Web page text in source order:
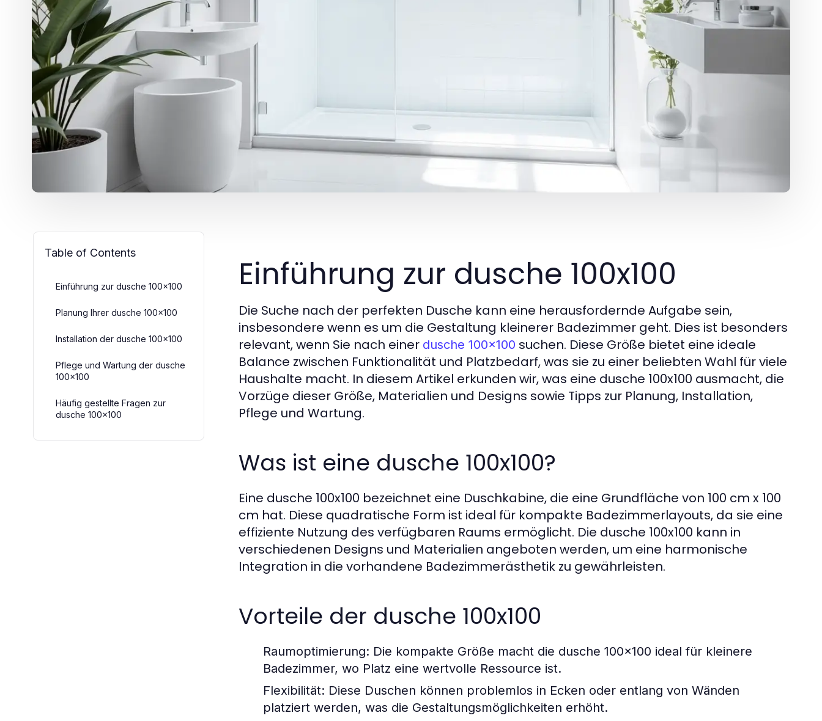
Table of Contents
Einführung zur dusche 100x100
Planung Ihrer dusche 100x100
Installation der dusche 100x100
Pflege und Wartung der dusche
100x100
Häufig gestellte Fragen zur
dusche 100x100
Einführung zur dusche 100x100
Die Suche nach der perfekten Dusche kann eine herausfordernde Aufgabe sein,
insbesondere wenn es um die Gestaltung kleinerer Badezimmer geht. Dies ist besonders
relevant, wenn Sie nach einer dusche 100x100 suchen. Diese Größe bietet eine ideale
Balance zwischen Funktionalität und Platzbedarf, was sie zu einer beliebten Wahl für viele
Haushalte macht. In diesem Artikel erkunden wir, was eine dusche 100x100 ausmacht, die
Vorzüge dieser Größe, Materialien und Designs sowie Tipps zur Planung, Installation,
Pflege und Wartung.
Was ist eine dusche 100x100?
Eine dusche 100x100 bezeichnet eine Duschkabine, die eine Grundfläche von 100 cm x 100
cm hat. Diese quadratische Form ist ideal für kompakte Badezimmerlayouts, da sie eine
effiziente Nutzung des verfügbaren Raums ermöglicht. Die dusche 100x100 kann in
verschiedenen Designs und Materialien angeboten werden, um eine harmonische
Integration in die vorhandene Badezimmerästhetik zu gewährleisten.
Vorteile der dusche 100x100
Raumoptimierung: Die kompakte Größe macht die dusche 100x100 ideal für kleinere
Badezimmer, wo Platz eine wertvolle Ressource ist.
Flexibilität: Diese Duschen können problemlos in Ecken oder entlang von Wänden
platziert werden, was die Gestaltungsmöglichkeiten erhöht.